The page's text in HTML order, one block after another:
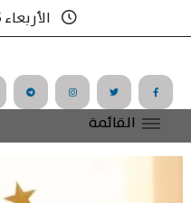
الأربعاء 5 أغسطس, 2026
القائمة